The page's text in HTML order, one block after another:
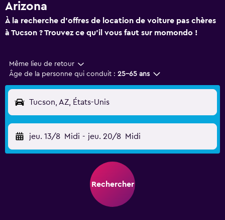
Arizona
À la recherche d'offres de location de voiture pas chères
à Tucson ? Trouvez ce qu'il vous faut sur momondo !
Même lieu de retour
Âge de la personne qui conduit : 25-65 ans
Tucson, AZ, États-Unis
jeu. 13/8 Midi - jeu. 20/8 Midi
Rechercher